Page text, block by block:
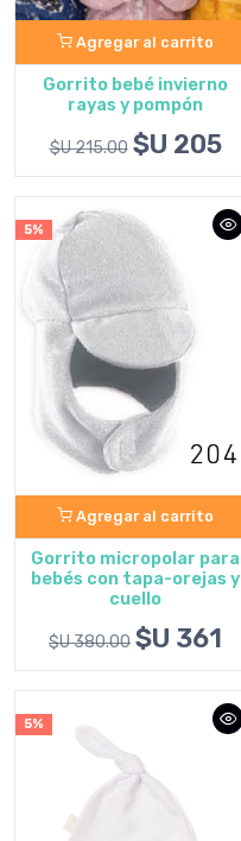
Agregar al carrito
Gorrito bebé invierno
rayas y pompón
$U 215.00 $U 205
5%
Agregar al carrito
Gorrito micropolar para
bebés con tapa-orejas y
cuello
$U 380.00 $U 361
5%